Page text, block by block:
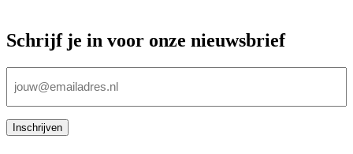
Schrijf je in voor onze nieuwsbrief
mailadres
Inschrijven